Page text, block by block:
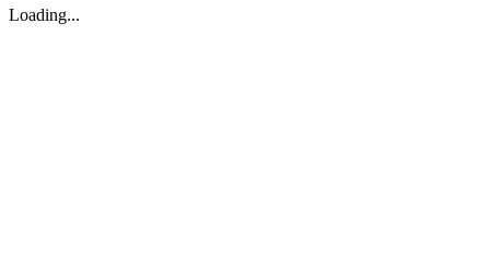
Loading...